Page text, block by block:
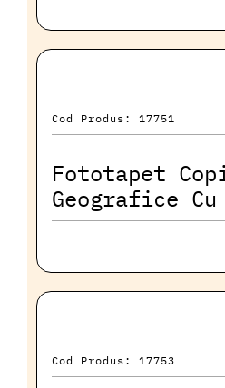
Cod Produs: 17751
Fototapet
Geografice
Cod Produs: 17753